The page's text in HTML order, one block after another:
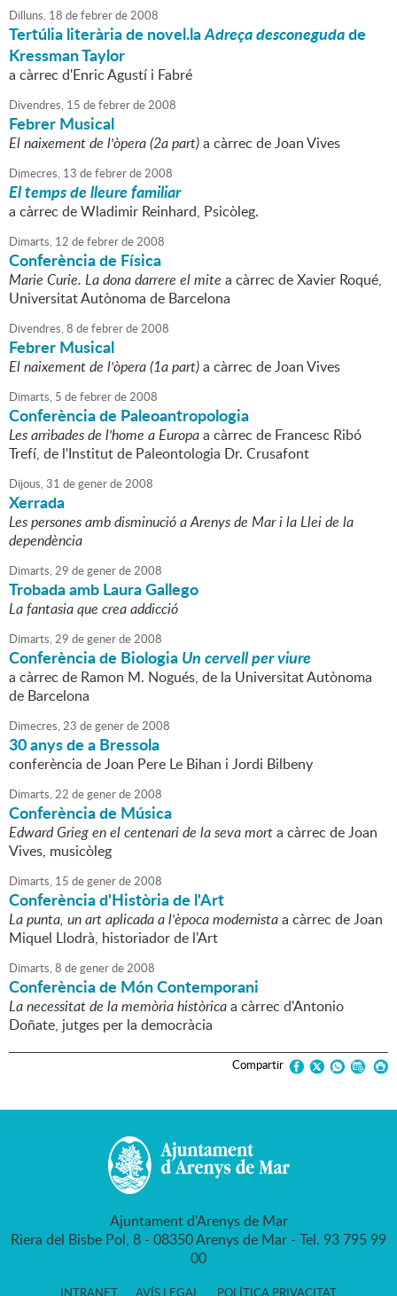
Dilluns, 18 defebrerde2008
Tertúlia literària de novel.laAdreça desconegudade
Kressman Taylor
a càrrec d'Enric Agustí i Fabré
Divendres, 15 defebrerde2008
Febrer Musical
El naixement de l'òpera (2a part)a càrrec de Joan Vives
Dimecres, 13 defebrerde2008
El temps de lleure familiar
a càrrec de Wladimir Reinhard, Psicòleg.
Dimarts, 12 defebrerde2008
Conferència de Física
Marie Curie. La dona darrere el mite a càrrec de Xavier Roqué,
Universitat Autònoma de Barcelona
Divendres,8 defebrerde2008
Febrer Musical
El naixement de l'òpera (1a part)a càrrec de Joan Vives
Dimarts, 5 defebrerde2008
Conferència de Paleoantropologia
Les arribades de l'home a Europaa càrrec de Francesc Ribó
Trefí, de l'Institut de Paleontologia Dr. Crusafont
Dijous,31 degenerde2008
Xerrada
Les persones amb disminució a Arenys de Mar i la Llei de la
dependència
Dimarts,29 degenerde2008
Trobada amb Laura Gallego
La fantasia que crea addicció
Dimarts,29 degenerde2008
Conferència de BiologiaUn cervell per viure
a càrrec de Ramon M. Nogués, de la Universitat Autònoma
de Barcelona
Dimecres,23 degenerde2008
30 anys de a Bressola
conferència de Joan Pere Le Bihan i Jordi Bilbeny
Dimarts,22 degenerde2008
Conferència de Música
Edward Grieg en el centenari de la seva morta càrrec de Joan
Vives, musicòleg
Dimarts, 15 degenerde2008
Conferència d'Història de l'Art
La punta, un art aplicada a l'època modernistaa càrrec de Joan
Miquel Llodrà, historiador de l'Art
Dimarts,8 degenerde2008
Conferència de Món Contemporani
La necessitat de la memòria històricaa càrrec d'Antonio
Doñate, jutges per la democràcia
Compartir
Ajuntament d'Arenys de Mar
Riera del Bisbe Pol, 8 - 08350 Arenys de Mar - Tel. 93 795 99
00
INTRANET AVÍS LEGAL POLÍTICA PRIVACITAT